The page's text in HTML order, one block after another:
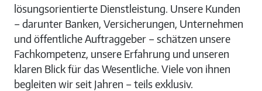
lösungsorientierte Dienstleistung. Unsere Kunden
– darunter Banken, Versicherungen, Unternehmen
und öffentliche Auftraggeber – schätzen unsere
Fachkompetenz, unsere Erfahrung und unseren
klaren Blick für das Wesentliche. Viele von ihnen
begleiten wir seit Jahren – teils exklusiv.